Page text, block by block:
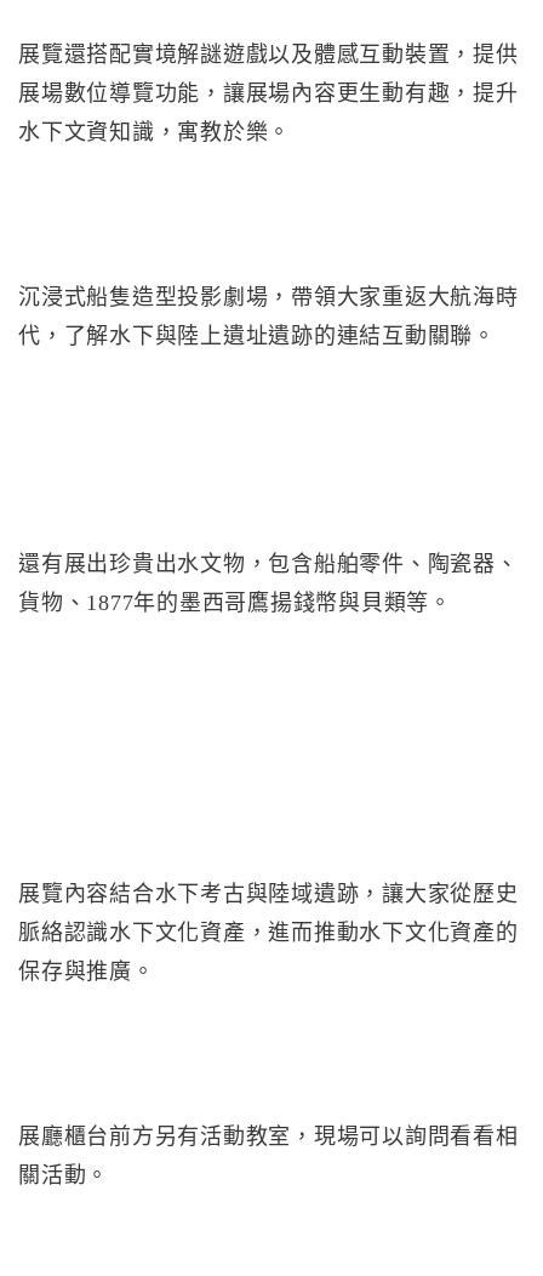
展覽還搭配實境解謎遊戲以及體感互動裝置，提供
展場數位導覽功能，讓展場內容更生動有趣，提升
水下文資知識，寓教於樂。
沉浸式船隻造型投影劇場，帶領大家重返大航海時
代，了解水下與陸上遺址遺跡的連結互動關聯。
還有展出珍貴出水文物，包含船舶零件、陶瓷器、
貨物、1877年的墨西哥鷹揚錢幣與貝類等。
展覽內容結合水下考古與陸域遺跡，讓大家從歷史
脈絡認識水下文化資產，進而推動水下文化資產的
保存與推廣。
展廳櫃台前方另有活動教室，現場可以詢問看看相
關活動。